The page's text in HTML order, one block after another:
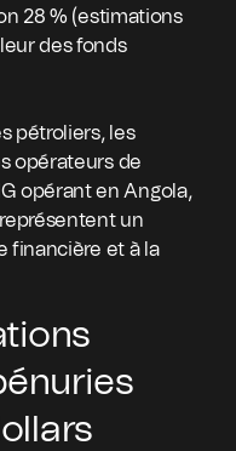
28 % (estimations
des fonds
pétroliers, les
opérateurs de
opérant en Angola,
un
financière et à la